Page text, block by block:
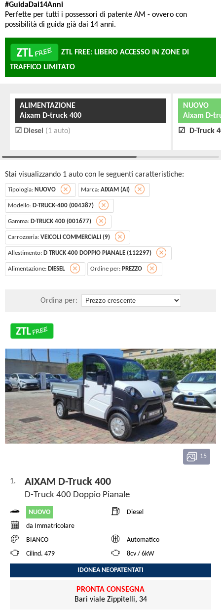
#GuidaDai14Anni
Perfette per tutti i possessori di patente AM - ovvero con
possibilità di guida già dai 14 anni.
ZTL FREE: LIBERO ACCESSO IN ZONE DI
TRAFFICO LIMITATO
ALIMENTAZIONE
Aixam D-truck 400
Diesel (1 auto)
NUOVO
Aixam D-
D-Truck
Stai visualizzando 1 auto con le seguenti caratteristiche:
Tipologia: NUOVO Marca: AIXAM (AI)
Modello: D-TRUCK-400 (004387)
Gamma: D-TRUCK 400 (001677)
Carrozzeria: VEICOLI COMMERCIALI (9)
Allestimento: D TRUCK 400 DOPPIO PIANALE (112297)
Alimentazione: DIESEL Ordine per: PREZZO
Ordina per:
15
1. AIXAM D-Truck 400
D-Truck 400 Doppio Pianale
NUOVO
Diesel
da Immatricolare
BIANCO
Automatico
Cilind. 479
8cv / 6kW
IDONEA NEOPATENTATI
PRONTA CONSEGNA
Bari viale Zippitelli, 34